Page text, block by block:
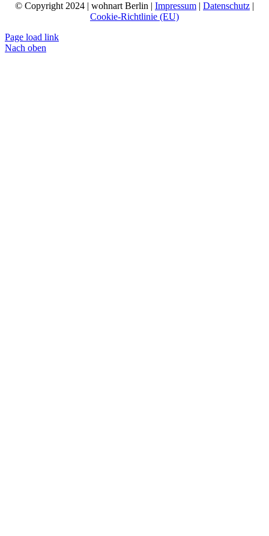
© Copyright 2024 | wohnart Berlin | Impressum | Datenschutz |
Cookie-Richtlinie (EU)
Page load link
Nach oben